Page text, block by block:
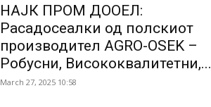
НАЈК ПРОМ ДООЕЛ:
Расадосеалки од полскиот
производител AGRO-OSEK –
Робусни, Висококвалитетни,...
March 27, 2025 10:58